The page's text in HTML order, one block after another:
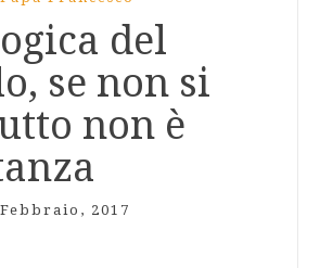
del
se non si
non è
2017